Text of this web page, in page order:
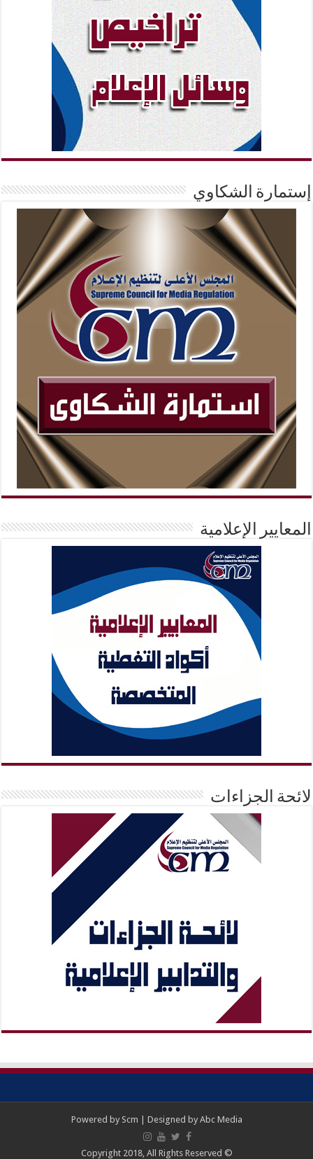
إستمارة الشكاوي
المعايير الإعلامية
لائحة الجزاءات
Powered by Scm | Designed by Abc Media
© Copyright 2018, All Rights Reserved